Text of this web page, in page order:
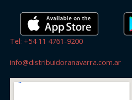
Tel: +54 11 4761-9200
info@distribuidoranavarra.com.ar